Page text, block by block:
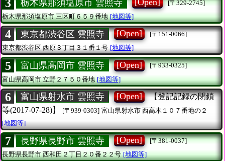
3 栃木県那須塩原市 雲照寺 [Open]
[〒329-2745]
栃木県那須塩原市三区町６５９番地 [地図等]
4 東京都渋谷区 雲照寺 [Open]
[〒151-0066]
東京都渋谷区西原３丁目３１番１号 [地図等]
5 富山県高岡市 雲照寺 [Open]
[〒933-0325]
富山県高岡市立野２７５０番地 [地図等]
6 富山県射水市 雲照寺 [Open]
【登記記録の閉鎖
等(2017-07-28)】
[〒939-0303] 富山県射水市 西高木１０７番地の２
[地図等]
7 長野県長野市 雲照寺 [Open]
[〒381-0037]
長野県長野市西和田２丁目２０番２２号 [地図等]